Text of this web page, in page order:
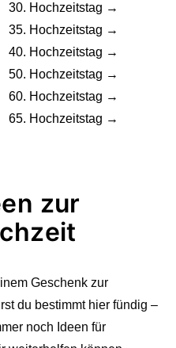
30. Hochzeitstag →
35. Hochzeitstag →
40. Hochzeitstag →
50. Hochzeitstag →
60. Hochzeitstag →
65. Hochzeitstag →
zur
Geschenk zur
du bestimmt hier fündig –
noch Ideen für